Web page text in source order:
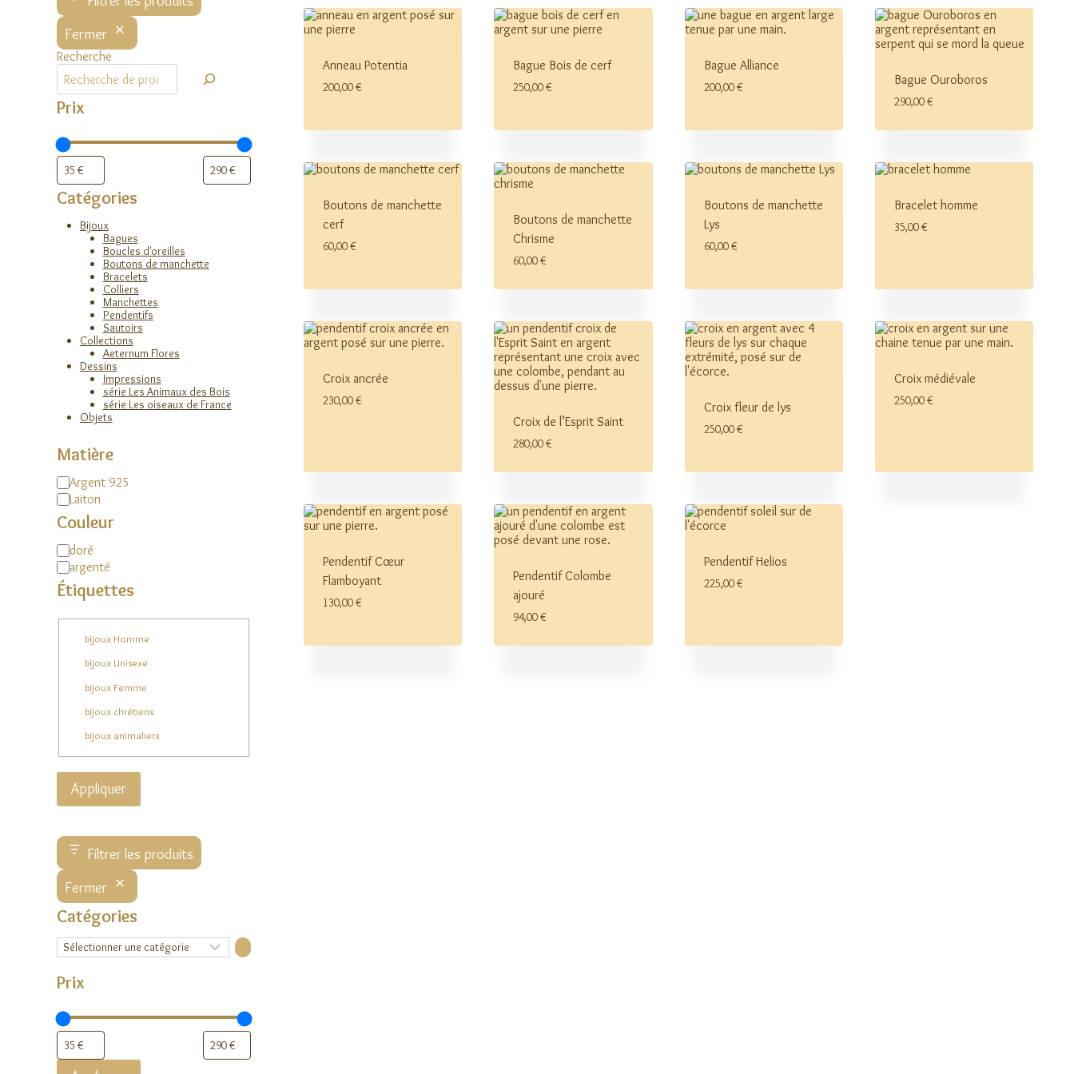
Anneau Potentia
200,00€
Bague Bois de cerf
250,00€
Bague Alliance
200,00€ Bague Ouroboros
290,00€
Boutons de manchette
cerf
60,00€
Boutons de manchette
Chrisme
60,00€
Boutons de manchette
Lys
60,00€
Bracelet homme
35,00€
Croix ancrée
230,00€
Croix de l’Esprit Saint
280,00€
Croix fleur de lys
250,00€
Croix médiévale
250,00€
Pendentif Cœur
Flamboyant
130,00€
Pendentif Colombe
ajouré
94,00€
Pendentif Helios
225,00€
Fermer
Recherche
Prix
Catégories
Bijoux
Bagues
Boucles d'oreilles
Boutons de manchette
Bracelets
Colliers
Manchettes
Pendentifs
Sautoirs
Collections
Aeternum Flores
Dessins
Impressions
série Les Animaux des Bois
série Les oiseaux de France
Objets
Matière
Matière
Argent 925
Laiton
Couleur
Couleur
doré
argenté
Étiquettes
Étiquette
bijoux Homme
bijoux Unisexe
bijoux Femme
bijoux chrétiens
bijoux animaliers
Appliquer
Filtrer les produits
Fermer
Catégories
Sélectionner
une
Prix